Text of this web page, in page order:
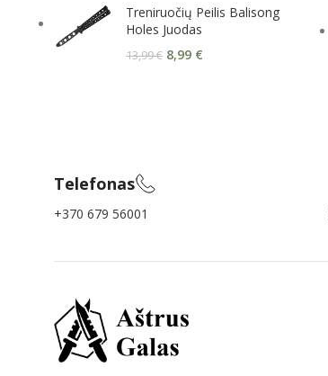
Treniruočių Peilis Balisong
Holes Juodas
13,99€ 8,99 €
Telefonas
+370 679 56001